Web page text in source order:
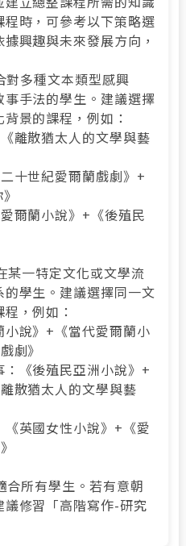
時，可參考以下策略選
興趣與未來發展方向，
對多種文本類型感興
手法的學生。建議選擇
景的課程，例如：
離散猶太人的文學與藝
十世紀愛爾蘭戲劇》+
爾蘭小說》+《後殖民
某一特定文化或文學流
學生。建議選擇同一文
，例如：
小說》+《當代愛爾蘭小
劇》
：《後殖民亞洲小說》+
散猶太人的文學與藝
《英國女性小說》+《愛
合所有學生。若有意朝
修習「高階寫作-研究